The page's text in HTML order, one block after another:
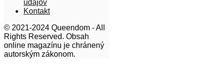
údajov
Kontakt
© 2021-2024 Queendom - All
Rights Reserved. Obsah
online magazínu je chránený
autorským zákonom.